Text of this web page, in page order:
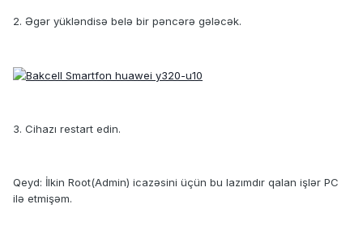
2. Əgər yükləndisə belə bir pəncərə gələcək.
3. Cihazı restart edin.
Qeyd: İlkin Root(Admin) icazəsini üçün bu lazımdır qalan işlər PC
ilə etmişəm.